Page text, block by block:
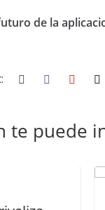
de la
te puede